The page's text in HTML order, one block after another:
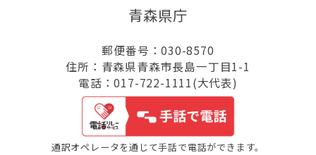
青森県庁
郵便番号：030-8570
住所：青森県青森市長島一丁目1-1
電話：017-722-1111(大代表)
通訳オペレータを通じて手話で電話ができます。